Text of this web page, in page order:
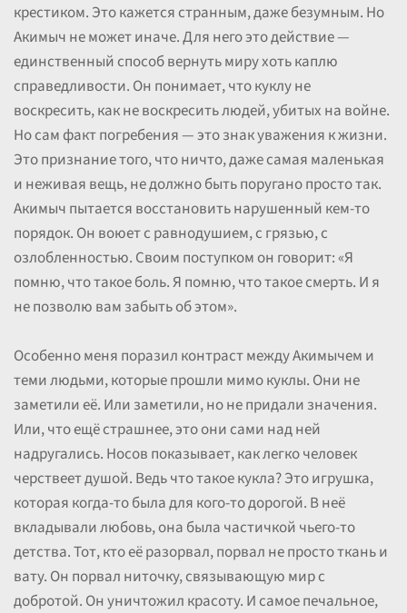
крестиком. Это кажется странным, даже безумным. Но
Акимыч не может иначе. Для него это действие —
единственный способ вернуть миру хоть каплю
справедливости. Он понимает, что куклу не
воскресить, как не воскресить людей, убитых на войне.
Но сам факт погребения — это знак уважения к жизни.
Это признание того, что ничто, даже самая маленькая
и неживая вещь, не должно быть поругано просто так.
Акимыч пытается восстановить нарушенный кем-то
порядок. Он воюет с равнодушием, с грязью, с
озлобленностью. Своим поступком он говорит: «Я
помню, что такое боль. Я помню, что такое смерть. И я
не позволю вам забыть об этом».
Особенно меня поразил контраст между Акимычем и
теми людьми, которые прошли мимо куклы. Они не
заметили её. Или заметили, но не придали значения.
Или, что ещё страшнее, это они сами над ней
надругались. Носов показывает, как легко человек
черствеет душой. Ведь что такое кукла? Это игрушка,
которая когда-то была для кого-то дорогой. В неё
вкладывали любовь, она была частичкой чьего-то
детства. Тот, кто её разорвал, порвал не просто ткань и
вату. Он порвал ниточку, связывающую мир с
добротой. Он уничтожил красоту. И самое печальное,